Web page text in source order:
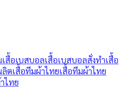
เสื้อเบสบอลเสื้อเบสบอลสั่งทำเสื้อ
ตเสื้อทีมผ้าไทยเสื้อทีมผ้าไทย
ไทย